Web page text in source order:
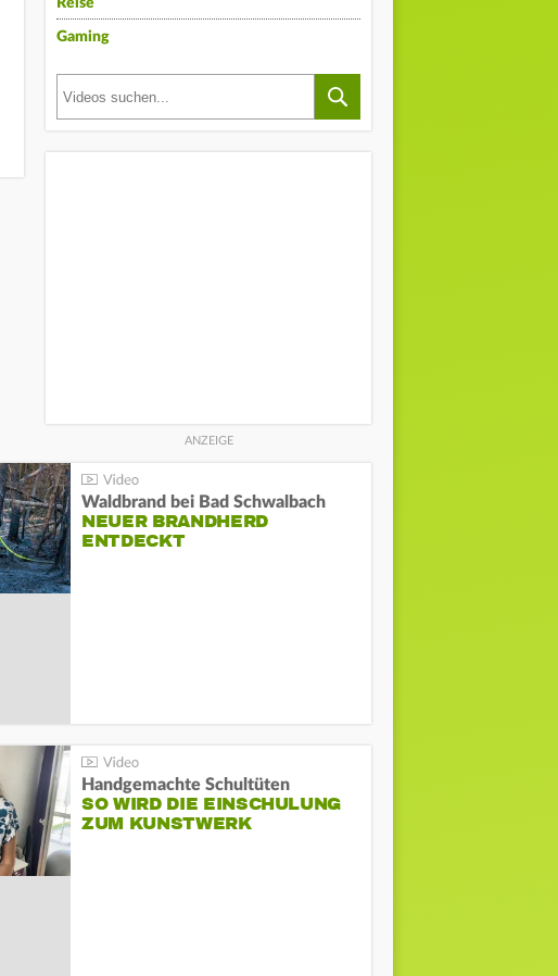
Reise
Gaming
Waldbrand bei Bad Schwalbach
NEUER BRANDHERD
ENTDECKT
Handgemachte Schultüten
SO WIRD DIE EINSCHULUNG
ZUM KUNSTWERK